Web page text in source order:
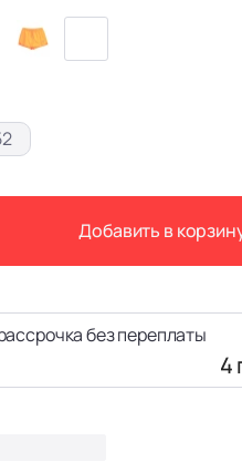
Добавить в
без переплаты
4